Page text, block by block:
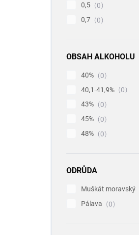
0,5
0
0,7
0
OBSAH ALKOHOLU
40%
0
40,1-41,9%
0
43%
0
45%
0
48%
0
ODRŮDA
Muškát moravský
Pálava
0